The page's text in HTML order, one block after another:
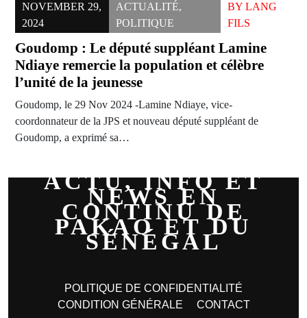
NOVEMBER 29,
2024
ACTUALITÉ,
POLITIQUE
BY LANG
FILS
Goudomp : Le député suppléant Lamine
Ndiaye remercie la population et célèbre
l’unité de la jeunesse
Goudomp, le 29 Nov 2024 -Lamine Ndiaye, vice-
coordonnateur de la JPS et nouveau député suppléant de
Goudomp, a exprimé sa…
ACTU, INFO ET
NEWS EN
CONTINU DE
PAKAO ET DU
SÉNÉGAL
POLITIQUE DE CONFIDENTIALITÉ
CONDITION GÉNÉRALE
CONTACT